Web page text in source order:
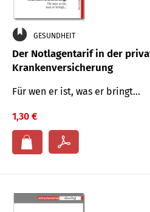
GESUNDHEIT
Der Notlagentarif in der
Krankenversicherung
Für wen er ist, was er bringt…
1,30 €